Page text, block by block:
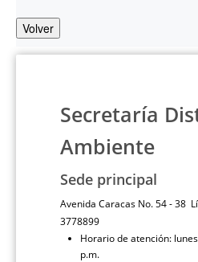
Volver
Secretaría
Ambiente
Sede principal
Avenida Caracas No. 54 - 38
3778899
Horario de atención:
p.m.